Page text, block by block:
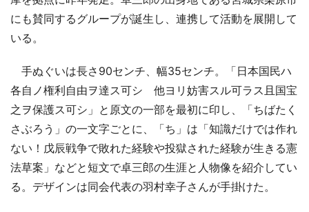
にも賛同するグループが誕生し、連携して活動を展開して
いる。
手ぬぐいは長さ90センチ、幅35センチ。「日本国民ハ
各自ノ権利自由ヲ達ス可シ 他ヨリ妨害スル可ラス且国宝
之ヲ保護ス可シ」と原文の一部を最初に印し、「ちばたく
さぶろう」の一文字ごとに、「ち」は「知識だけでは作れ
ない！戊辰戦争で敗れた経験や投獄された経験が生きる憲
法草案」などと短文で卓三郎の生涯と人物像を紹介してい
る。デザインは同会代表の羽村幸子さんが手掛けた。